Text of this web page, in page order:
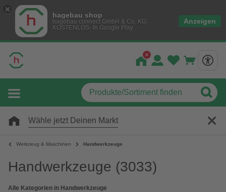
hagebau shop
hagebau connect GmbH & Co. KG
KOSTENLOS- In Google Play
Anzeigen
Wähle jetzt Deinen Markt
Werkzeug & Maschinen Handwerkzeuge
Handwerkzeuge (3033)
Alle Kategorien in Handwerkzeuge